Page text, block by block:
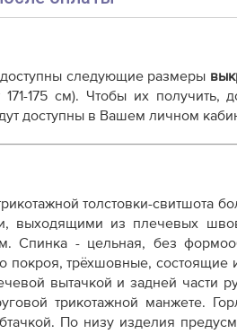
на принтере A4 или плоттере
работ
пошива
выкройку по росту
следующие размеры
175 см). Чтобы их получить,
доступны в Вашем личном
толстовки-свитшота
выходящими из плечевых
Спинка - цельная, без
покроя, трёхшовные, состоящие
вытачкой и задней части
трикотажной манжете.
По низу изделия